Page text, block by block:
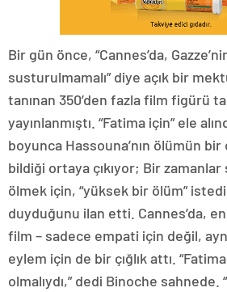
Bir gün önce, “Cannes’da,
susturulmamalı” diye açık bir
tanınan 350’den fazla film figürü
yayınlanmıştı. “Fatima için” ele
boyunca Hassouna’nın ölümün bir
bildiği ortaya çıkıyor; Bir
ölmek için, “yüksek bir ölüm”
duyduğunu ilan etti. Cannes’da, en
film – sadece empati için değil,
eylem için de bir çığlık attı.
olmalıydı,” dedi Binoche sahnede.